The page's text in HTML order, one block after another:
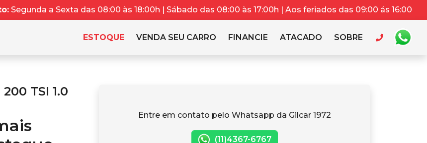
Segunda a Sexta das 08:00 às 18:00h | Sábado das 08:00 às 17:00h | Aos feriados das 09:00 ás 16:00
ESTOQUE VENDA SEU CARRO FINANCIE ATACADO SOBRE
TSI 1.0
Entre em contato pelo Whatsapp da Gilcar 1972
(11)4367-6767